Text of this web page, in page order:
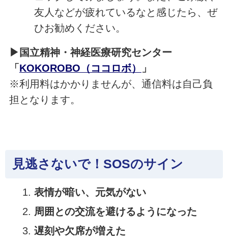
友人などが疲れているなと感じたら、ぜ
ひお勧めください。
▶国立精神・神経医療研究センター
「 KOKOROBO（ココロボ）
」
※利用料はかかりませんが、通信料は自己負
担となります。
見逃さないで！SOSのサイン
表情が暗い、元気がない
周囲との交流を避けるようになった
遅刻や欠席が増えた